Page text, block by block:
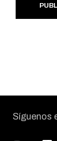
Síguenos